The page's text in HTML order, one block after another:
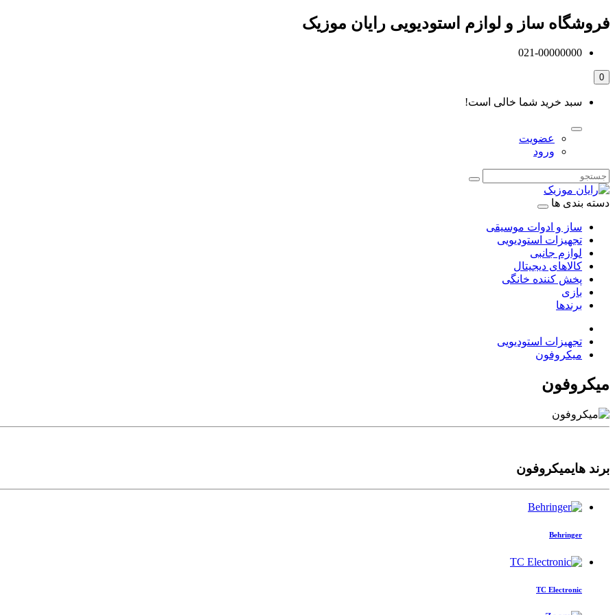
فروشگاه ساز و لوازم استودیویی رایان موزیک
021-00000000
0
سبد خرید شما خالی است!
عضویت
ورود
دسته بندی ها
ساز و ادوات موسیقی
تجهیزات استودیویی
لوازم جانبی
کالاهای دیجیتال
پخش کننده خانگی
بازی
برندها
تجهیزات استودیویی
میکروفون
میکروفون
برند هایمیکروفون
Behringer
TC Electronic